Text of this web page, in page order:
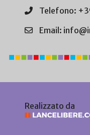
Telefono:
Email:
Realizzato da